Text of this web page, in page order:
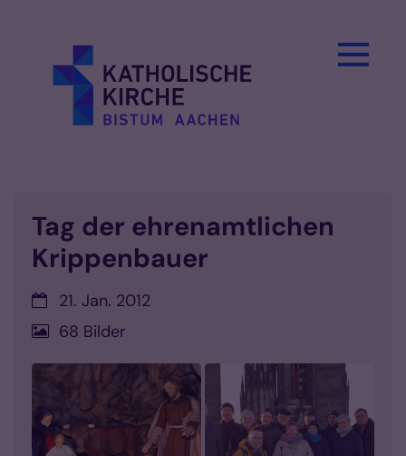
Tag der ehrenamtlichen
Krippenbauer
Datum:21. Jan. 2012
68 Bilder